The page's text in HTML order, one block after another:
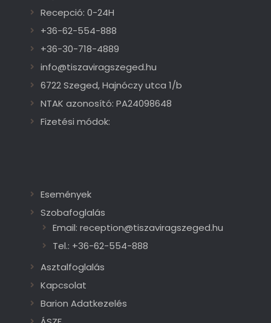
Recepció: 0-24H
+36-62-554-888
+36-30-718-4889
info@tiszaviragszeged.hu
6722 Szeged, Hajnóczy utca 1/b
NTAK azonosító: PA24098648
Fizetési módok:
Események
Szobafoglalás
Email: reception@tiszaviragszeged.hu
Tel.: +36-62-554-888
Asztalfoglalás
Kapcsolat
Barion Adatkezelés